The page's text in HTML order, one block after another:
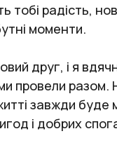
тобі радість,
моменти.
друг, і я
ми провели разом.
завжди буде
і добрих